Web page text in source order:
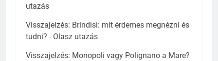
utazás
Visszajelzés: Brindisi: mit érdemes megnézni és
tudni? - Olasz utazás
Visszajelzés: Monopoli vagy Polignano a Mare?